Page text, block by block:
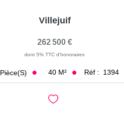
Villejuif
262 500 €
dont 5% TTC d'honoraires
Pièce(s) 40 M² Réf : 1394